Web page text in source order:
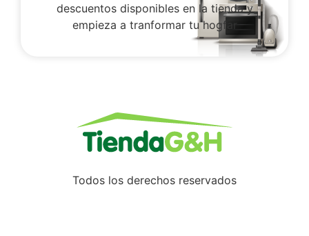
descuentos disponibles en la tienda y
empieza a tranformar tu hogfar
Todos los derechos reservados